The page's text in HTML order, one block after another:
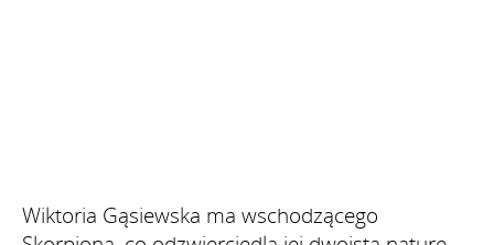
Wiktoria Gąsiewska ma wschodzącego